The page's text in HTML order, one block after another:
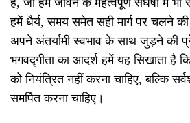
हमें धैर्य, समय समेत सही मार्ग पर चलने
अपने अंतर्यामी स्वभाव के साथ जुड़ने की
भगवद्गीता का आदर्श हमें यह सिखाता है
को नियंत्रित नहीं करना चाहिए, बल्कि
समर्पित करना चाहिए।